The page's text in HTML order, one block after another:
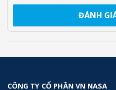
ĐÁNH
CÔNG TY CỔ PHẦN VN NASA